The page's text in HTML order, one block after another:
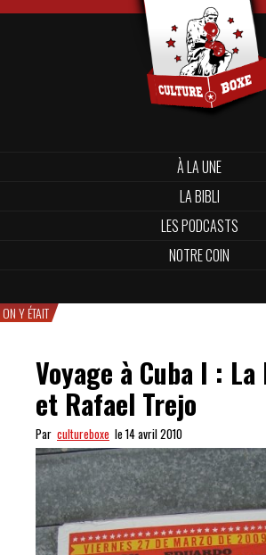
À LA UNE
LA BIBLI
LES PODCASTS
NOTRE COIN
ON Y ÉTAIT
Voyage à Cuba I : La
et Rafael Trejo
Par cultureboxe le 14 avril 2010